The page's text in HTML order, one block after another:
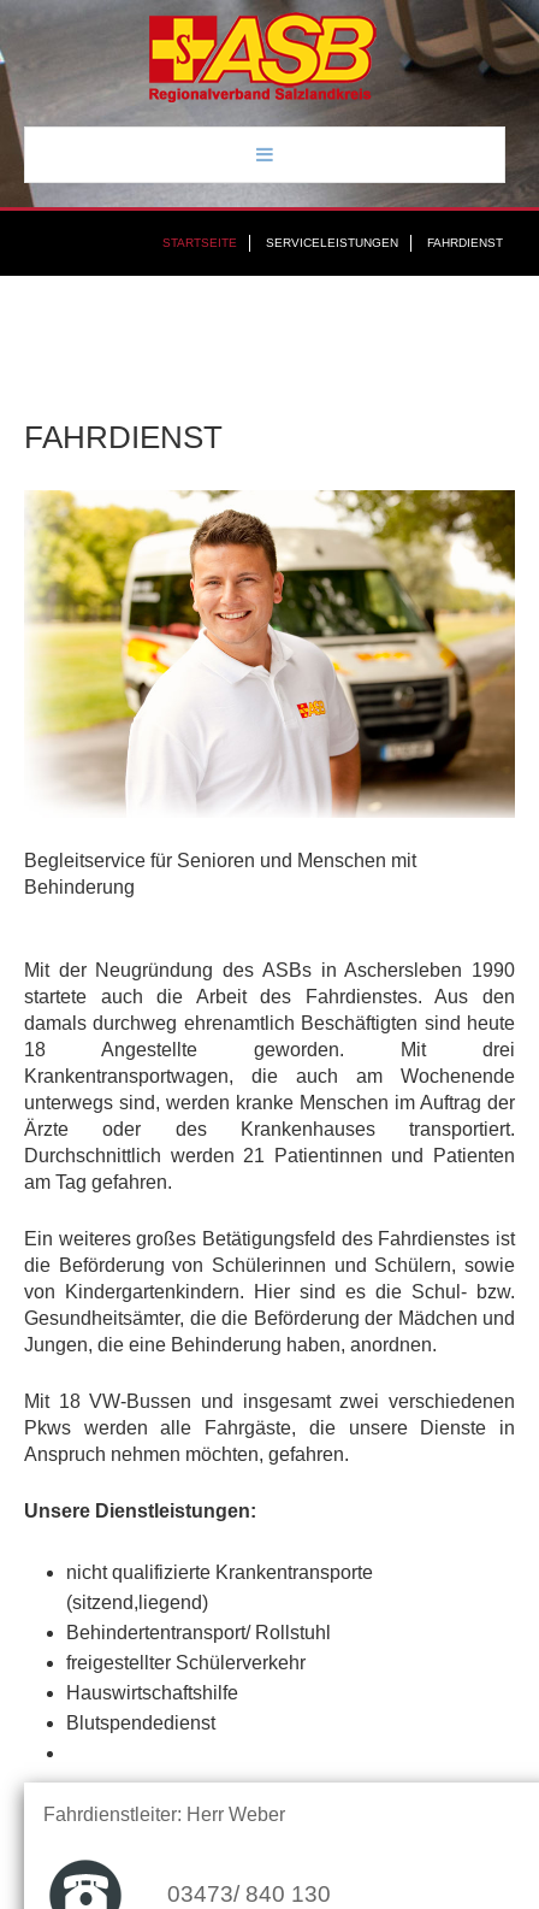
STARTSEITE SERVICELEISTUNGEN FAHRDIENST
FAHRDIENST
Begleitservice für Senioren und Menschen mit
Behinderung
Mit der Neugründung des ASBs in Aschersleben 1990
startete auch die Arbeit des Fahrdienstes. Aus den
damals durchweg ehrenamtlich Beschäftigten sind heute
18 Angestellte geworden. Mit drei
Krankentransportwagen, die auch am Wochenende
unterwegs sind, werden kranke Menschen im Auftrag der
Ärzte oder des Krankenhauses transportiert.
Durchschnittlich werden 21 Patientinnen und Patienten
am Tag gefahren.
Ein weiteres großes Betätigungsfeld des Fahrdienstes ist
die Beförderung von Schülerinnen und Schülern, sowie
von Kindergartenkindern. Hier sind es die Schul- bzw.
Gesundheitsämter, die die Beförderung der Mädchen und
Jungen, die eine Behinderung haben, anordnen.
Mit 18 VW-Bussen und insgesamt zwei verschiedenen
Pkws werden alle Fahrgäste, die unsere Dienste in
Anspruch nehmen möchten, gefahren.
Unsere Dienstleistungen:
nicht qualifizierte Krankentransporte
(sitzend,liegend)
Behindertentransport/ Rollstuhl
freigestellter Schülerverkehr
Hauswirtschaftshilfe
Blutspendedienst
Fahrdienstleiter: Herr Weber
03473/ 840 130